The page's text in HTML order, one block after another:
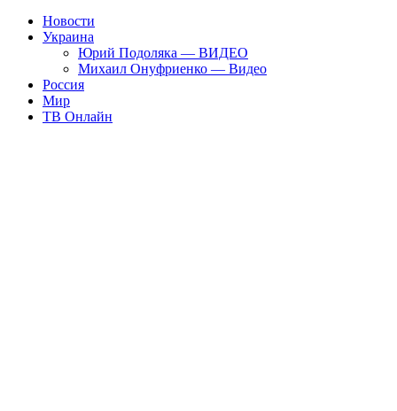
Новости
Украина
Юрий Подоляка — ВИДЕО
Михаил Онуфриенко — Видео
Россия
Мир
ТВ Онлайн